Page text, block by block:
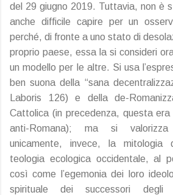
del 29 giugno 2019. Tuttavia, non è
anche difficile capire per un
perché, di fronte a uno stato di
proprio paese, essa la si consideri
un modello per le altre. Si usa
ben suona della “sana
Laboris 126) e della de-
Cattolica (in precedenza, questa era
anti-Romana); ma si
unicamente, invece, la mitologia
teologia ecologica occidentale, al
così come l’egemonia dei loro
spirituale dei successori degli